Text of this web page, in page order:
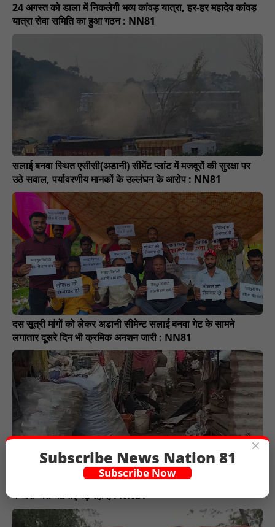
24 अगस्त को डाला में निकलेगी भव्य कांवड़ यात्रा, हर-हर महादेव कांवड़
यात्रा सेवा समिति का हुआ गठन : NN81
सलाई बनवा स्थित एसीसी(अडानी) सीमेंट प्लांट में मजदूरों की सुरक्षा पर
उठे सवाल, पर्यावरणीय मानकों के उल्लंघन के आरोप : NN81
दस सूत्री मांगों को लेकर अडानी सीमेन्ट सलाई बनवा गेट के सामने
लगातार दूसरे दिन भी क्रमिक अनशन जारी : NN81
पढ़ाई की उम्र में बच्चों से स्क्रैप का नया हथकंडा सामने आया जिससे क्षेत्र
में चोरी जैसे घटनाएं बढ़ रही है : NN81
×
Subscribe News Nation 81
Subscribe Now